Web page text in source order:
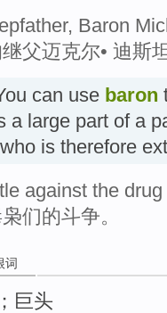
Baron
父迈克尔• 迪斯
can use baron
a large part of a
is therefore
against the
们的斗争。
词
巨头